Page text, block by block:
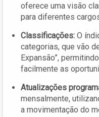
oferece uma visão
para diferentes
Classificações: O
categorias, que vão
Expansão”,
facilmente as
Atualizações
mensalmente,
a movimentação do